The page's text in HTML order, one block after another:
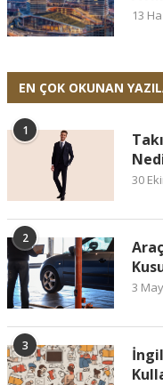
13
EN ÇOK OKUNAN
1
30
2
3
3